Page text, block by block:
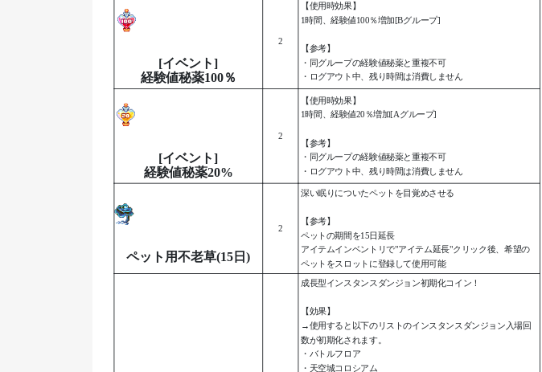
[イベント]
経験値秘薬100％
2
【使用時効果】
1時間、経験値100％増加[Bグループ]
【参考】
・同グループの経験値秘薬と重複不可
・ログアウト中、残り時間は消費しません
[イベント]
経験値秘薬20%
2
【使用時効果】
1時間、経験値20％増加[Aグループ]
【参考】
・同グループの経験値秘薬と重複不可
・ログアウト中、残り時間は消費しません
ペット用不老草(15日)
2
深い眠りについたペットを目覚めさせる
【参考】
ペットの期間を15日延長
アイテムインベントリで"アイテム延長"クリック後、希望の
ペットをスロットに登録して使用可能
成長型インスタンスダンジョン初期化コイン！
【効果】
→使用すると以下のリストのインスタンスダンジョン入場回
数が初期化されます。
・バトルフロア
・天空城コロシアム